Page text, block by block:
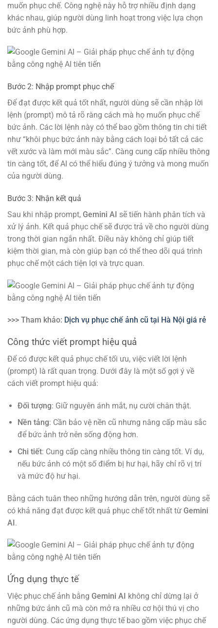
muốn phục chế. Công nghệ này hỗ trợ nhiều định dạng
khác nhau, giúp người dùng linh hoạt trong việc lựa chọn
bức ảnh phù hợp.
Bước 2: Nhập prompt phục chế
Để đạt được kết quả tốt nhất, người dùng sẽ cần nhập lời
lệnh (prompt) mô tả rõ ràng cách mà họ muốn phục chế
bức ảnh. Các lời lệnh này có thể bao gồm thông tin chi tiết
như “khôi phục bức ảnh này bằng cách loại bỏ tất cả các
vết xước và làm mới màu sắc”. Càng cung cấp nhiều thông
tin càng tốt, để AI có thể hiểu đúng ý tưởng và mong muốn
của người dùng.
Bước 3: Nhận kết quả
Sau khi nhập prompt, Gemini AI sẽ tiến hành phân tích và
xử lý ảnh. Kết quả phục chế sẽ được trả về cho người dùng
trong thời gian ngắn nhất. Điều này không chỉ giúp tiết
kiệm thời gian, mà còn giúp bạn có thể theo dõi quá trình
phục chế một cách tiện lợi và trực quan.
>>> Tham khảo: Dịch vụ phục chế ảnh cũ tại Hà Nội giá rẻ
Công thức viết prompt hiệu quả
Để có được kết quả phục chế tối ưu, việc viết lời lệnh
(prompt) là rất quan trọng. Dưới đây là một số gợi ý về
cách viết prompt hiệu quả:
Đối tượng: Giữ nguyên ánh mắt, nụ cười chân thật.
Nền tảng: Cần bảo vệ nền cũ nhưng nâng cấp màu sắc
để bức ảnh trở nên sống động hơn.
Chi tiết: Cung cấp càng nhiều thông tin càng tốt. Ví dụ,
nếu bức ảnh có một số điểm bị hư hại, hãy chỉ rõ vị trí
và mức độ hư hại.
Bằng cách tuân theo những hướng dẫn trên, người dùng sẽ
có khả năng đạt được kết quả phục chế tốt nhất từ Gemini
AI.
Ứng dụng thực tế
Việc phục chế ảnh bằng Gemini AI không chỉ dừng lại ở
những bức ảnh cũ mà còn mở ra nhiều cơ hội thú vị cho
người dùng. Các ứng dụng thực tế bao gồm việc phục chế